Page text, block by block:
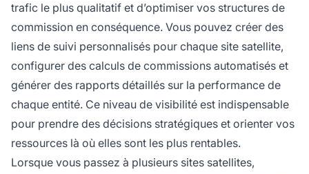
trafic le plus qualitatif et d’optimiser vos structures de
commission en conséquence. Vous pouvez créer des
liens de suivi personnalisés pour chaque site satellite,
configurer des calculs de commissions automatisés et
générer des rapports détaillés sur la performance de
chaque entité. Ce niveau de visibilité est indispensable
pour prendre des décisions stratégiques et orienter vos
ressources là où elles sont les plus rentables.
Lorsque vous passez à plusieurs sites satellites,